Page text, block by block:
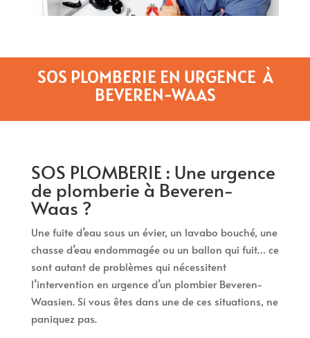
SOS PLOMBERIE EN URGENCE À
BEVEREN-WAAS
SOS PLOMBERIE : Une urgence
de plomberie à Beveren-
Waas ?
Une fuite d’eau sous un évier, un lavabo bouché, une
chasse d’eau endommagée ou un ballon qui fuit… ce
sont autant de problèmes qui nécessitent
l’intervention en urgence d’un plombier Beveren-
Waasien. Si vous êtes dans une de ces situations, ne
paniquez pas.